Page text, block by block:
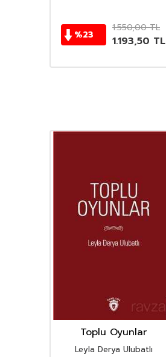
%23
1.550,00TL
1.193,50 TL
Toplu Oyunlar
Leyla Derya Ulubatlı